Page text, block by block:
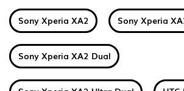
Sony Xperia XA2 Sony Xperia
Sony Xperia XA2 Dual